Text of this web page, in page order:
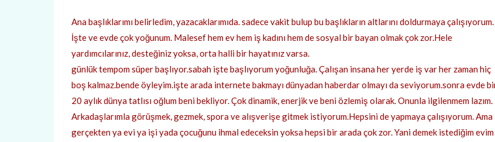
Ana başlıklarımı belirledim, yazacaklarımıda. sadece vakit bulup bu başlıkların altlarını doldurmaya çalışıyorum.
İşte ve evde çok yoğunum. Malesef hem ev hem iş kadını hem de sosyal bir bayan olmak çok zor.Hele
yardımcılarınız, desteğiniz yoksa, orta halli bir hayatınız varsa.
günlük tempom süper başlıyor.sabah işte başlıyorum yoğunluğa. Çalışan insana her yerde iş var her zaman hiç
boş kalmaz.bende öyleyim.işte arada internete bakmayı dünyadan haberdar olmayı da seviyorum.sonra evde
20 aylık dünya tatlısı oğlum beni bekliyor. Çok dinamik, enerjik ve beni özlemiş olarak. Onunla ilgilenmem lazım.
Arkadaşlarımla görüşmek, gezmek, spora ve alışverişe gitmek istiyorum.Hepsini de yapmaya çalışıyorum. Ama
gerçekten ya evi ya işi yada çocuğunu ihmal edeceksin yoksa hepsi bir arada çok zor. Yani demek istediğim evim